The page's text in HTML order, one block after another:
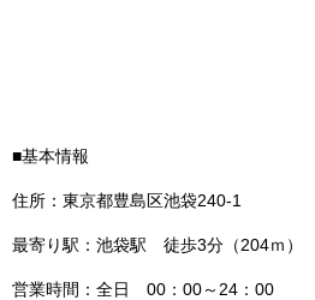
■基本情報
住所：東京都豊島区池袋240‐1
最寄り駅：池袋駅 徒歩3分（204ｍ）
営業時間：全日 00：00～24：00